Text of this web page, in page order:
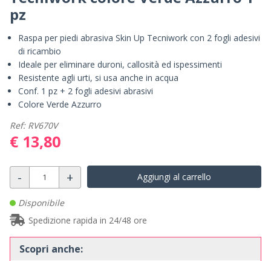
pz
Raspa per piedi abrasiva Skin Up Tecniwork con 2 fogli adesivi
di ricambio
Ideale per eliminare duroni, callosità ed ispessimenti
Resistente agli urti, si usa anche in acqua
Conf. 1 pz + 2 fogli adesivi abrasivi
Colore Verde Azzurro
Ref: RV670V
€ 13,80
- + Aggiungi al carrello
Disponibile
Spedizione rapida in 24/48 ore
Scopri anche: